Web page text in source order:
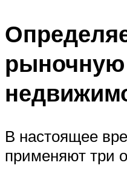
рыночную
В настоящее
применяют три